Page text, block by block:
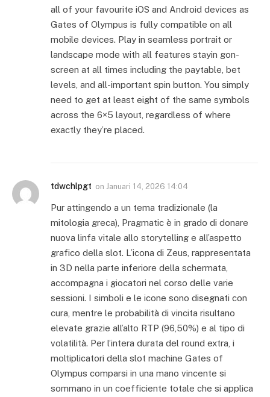
all of your favourite iOS and Android devices as
Gates of Olympus is fully compatible on all
mobile devices. Play in seamless portrait or
landscape mode with all features stayin gon-
screen at all times including the paytable, bet
levels, and all-important spin button. You simply
need to get at least eight of the same symbols
across the 6×5 layout, regardless of where
exactly they’re placed.
tdwchlpgt on Januari 14, 2026 14:04
Pur attingendo a un tema tradizionale (la
mitologia greca), Pragmatic è in grado di donare
nuova linfa vitale allo storytelling e all’aspetto
grafico della slot. L’icona di Zeus, rappresentata
in 3D nella parte inferiore della schermata,
accompagna i giocatori nel corso delle varie
sessioni. I simboli e le icone sono disegnati con
cura, mentre le probabilità di vincita risultano
elevate grazie all’alto RTP (96,50%) e al tipo di
volatilità. Per l’intera durata del round extra, i
moltiplicatori della slot machine Gates of
Olympus comparsi in una mano vincente si
sommano in un coefficiente totale che si applica